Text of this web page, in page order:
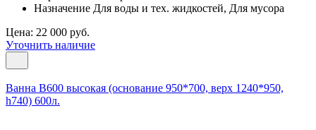
Назначение Для воды и тех. жидкостей, Для мусора
Цена: 22 000 руб.
Уточнить наличие
Ванна В600 высокая (основание 950*700, верх 1240*950,
h740) 600л.